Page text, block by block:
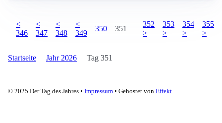
<
346
<
347
<
348
<
349
350 351
352
>
353
>
354
>
355
>
Startseite Jahr 2026 Tag 351
© 2025 Der Tag des Jahres • Impressum • Gehostet von Effekt